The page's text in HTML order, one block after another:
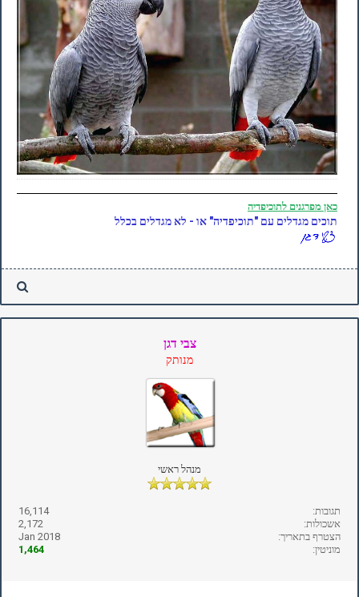
כאן מפרגנים לתוכיפדיה
תוכים מגדלים עם "תוכיפדיה" או - לא מגדלים בכלל
צבי דגן
מנותק
מנהל ראשי
תגובות:
16,114
אשכולות:
2,172
הצטרף בתאריך:
Jan 2018
מוניטין:
1,464